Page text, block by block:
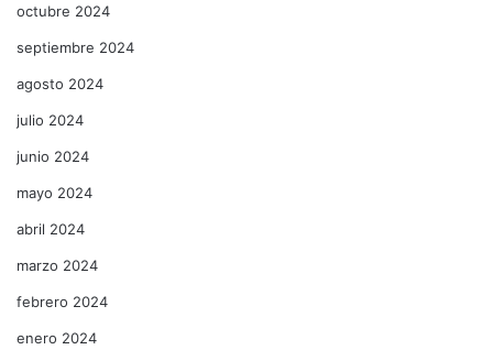
octubre 2024
septiembre 2024
agosto 2024
julio 2024
junio 2024
mayo 2024
abril 2024
marzo 2024
febrero 2024
enero 2024